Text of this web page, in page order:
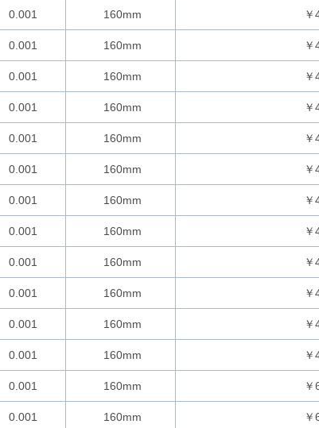
0.001 160mm ￥
0.001 160mm ￥
0.001 160mm ￥
0.001 160mm ￥
0.001 160mm ￥
0.001 160mm ￥
0.001 160mm ￥
0.001 160mm ￥
0.001 160mm ￥
0.001 160mm ￥
0.001 160mm ￥
0.001 160mm ￥
0.001 160mm ￥
0.001 160mm ￥